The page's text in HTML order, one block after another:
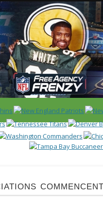
et le Football Américain (Foot US)
SAISON 2025 CALENDRIER